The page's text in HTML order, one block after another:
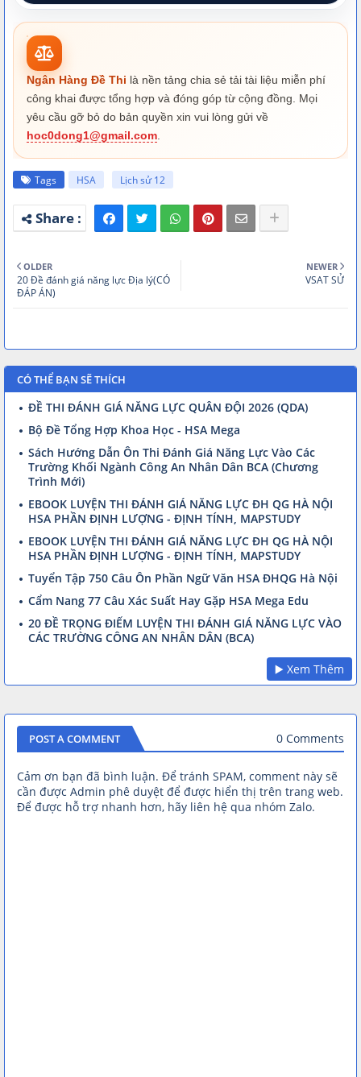
Ngân Hàng Đề Thi là nền tảng chia sẻ tải tài liệu miễn phí
công khai được tổng hợp và đóng góp từ cộng đồng. Mọi
yêu cầu gỡ bỏ do bản quyền xin vui lòng gửi về
hoc0dong1@gmail.com
Tags HSA Lịch sử 12
NEWER
VSAT SỬ
OLDER
20 Đề đánh giá năng lực Địa lý(CÓ
ĐÁP ÁN)
CÓ THỂ BẠN SẼ THÍCH
ĐỀ THI ĐÁNH GIÁ NĂNG LỰC QUÂN ĐỘI 2026 (QDA)
Bộ Đề Tổng Hợp Khoa Học - HSA Mega
Sách Hướng Dẫn Ôn Thi Đánh Giá Năng Lực Vào Các
Trường Khối Ngành Công An Nhân Dân BCA (Chương
Trình Mới)
EBOOK LUYỆN THI ĐÁNH GIÁ NĂNG LỰC ĐH QG HÀ NỘI
HSA PHẦN ĐỊNH LƯỢNG - ĐỊNH TÍNH, MAPSTUDY
EBOOK LUYỆN THI ĐÁNH GIÁ NĂNG LỰC ĐH QG HÀ NỘI
HSA PHẦN ĐỊNH LƯỢNG - ĐỊNH TÍNH, MAPSTUDY
Tuyển Tập 750 Câu Ôn Phần Ngữ Văn HSA ĐHQG Hà Nội
Cẩm Nang 77 Câu Xác Suất Hay Gặp HSA Mega Edu
20 ĐỀ TRỌNG ĐIỂM LUYỆN THI ĐÁNH GIÁ NĂNG LỰC VÀO
CÁC TRƯỜNG CÔNG AN NHÂN DÂN (BCA)
▶️ Xem Thêm
POST A COMMENT 0 Comments
Cảm ơn bạn đã bình luận. Để tránh SPAM, comment này sẽ
cần được Admin phê duyệt để được hiển thị trên trang web.
Để được hỗ trợ nhanh hơn, hãy liên hệ qua nhóm Zalo.